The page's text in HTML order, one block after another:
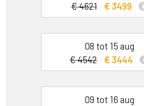
€ 4621
€ 3499
08 tot 15 aug
€ 4542
€ 3444
09 tot 16 aug